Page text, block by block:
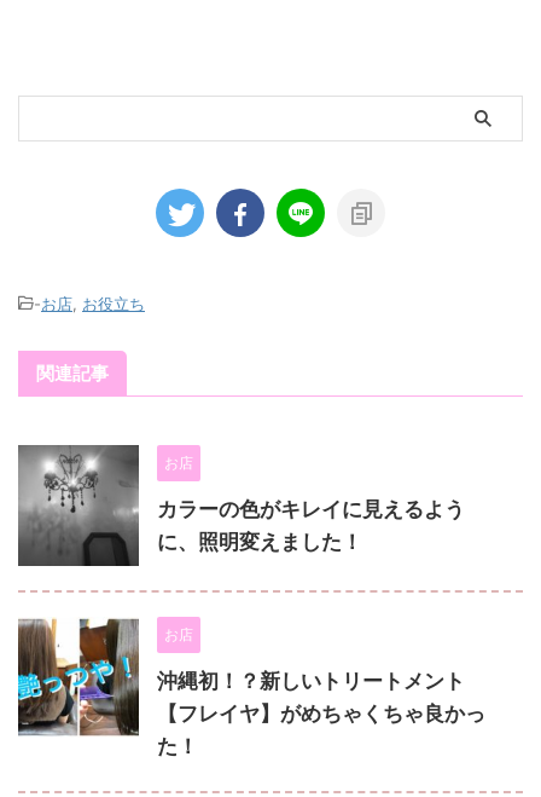
-お店 お役立ち
関連記事
お店
カラーの色がキレイに見えるよう
に、照明変えました！
お店
沖縄初！？新しいトリートメント
【フレイヤ】がめちゃくちゃ良かっ
た！